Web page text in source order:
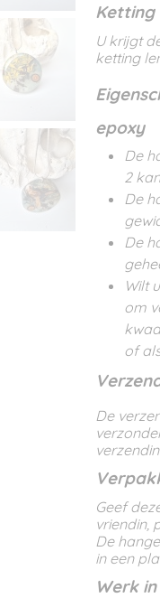
U krijgt
ketting
epoxy
De
2
De
De
Wilt
om
of
De
Geef
vriendin,
De
in een
Werk